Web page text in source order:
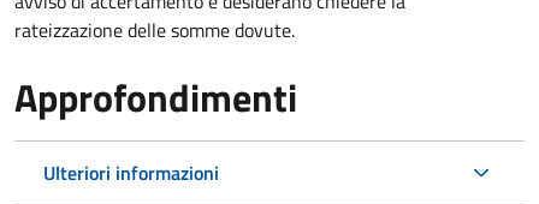
rateizzazione delle somme dovute.
Approfondimenti
Ulteriori informazioni